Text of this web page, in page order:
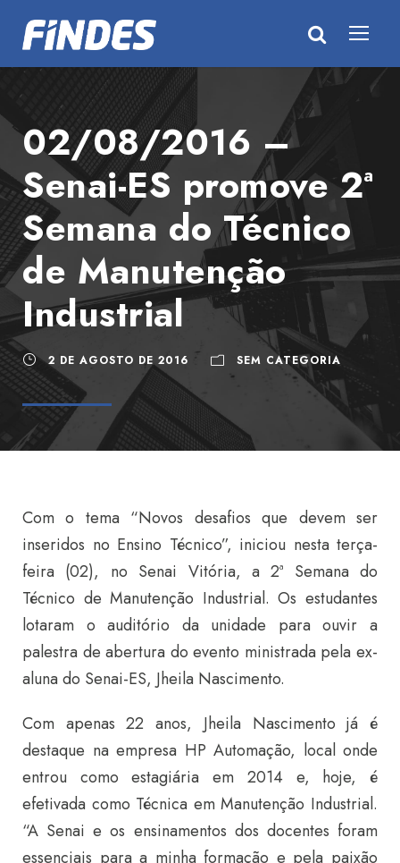
02/08/2016 –
Senai-ES promove 2ª
Semana do Técnico
de Manutenção
Industrial
2 DE AGOSTO DE 2016 SEM CATEGORIA
Com o tema “Novos desafios que devem ser
inseridos no Ensino Técnico”, iniciou nesta terça-
feira (02), no Senai Vitória, a 2ª Semana do
Técnico de Manutenção Industrial. Os estudantes
lotaram o auditório da unidade para ouvir a
palestra de abertura do evento ministrada pela ex-
aluna do Senai-ES, Jheila Nascimento.
Com apenas 22 anos, Jheila Nascimento já é
destaque na empresa HP Automação, local onde
entrou como estagiária em 2014 e, hoje, é
efetivada como Técnica em Manutenção Industrial.
“A Senai e os ensinamentos dos docentes foram
essenciais para a minha formação e pela paixão